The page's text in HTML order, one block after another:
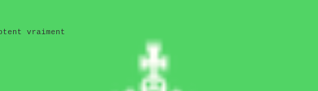
vraiment